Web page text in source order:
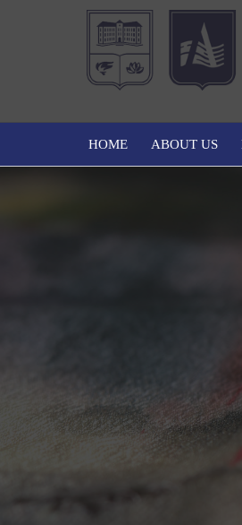
HOME ABOUT US